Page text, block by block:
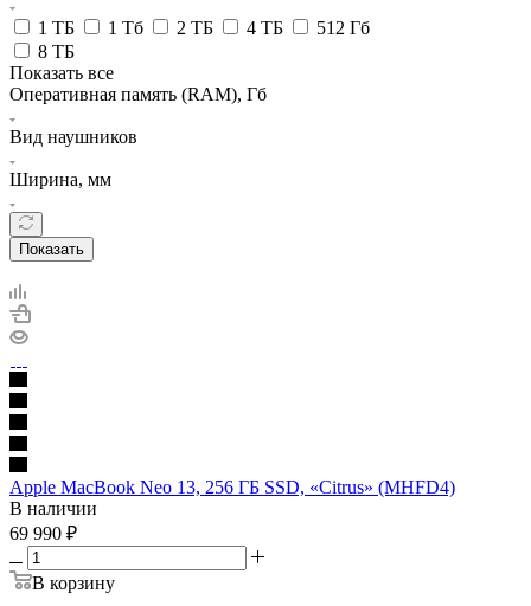
1 ТБ 1 Тб 2 ТБ 4 ТБ
512 Гб
8 ТБ
Показать все
Оперативная память (RAM), Гб
Вид наушников
Ширина, мм
Показать
Apple MacBook Neo 13, 256 ГБ SSD, «Citrus» (MHFD4)
В наличии
69 990 ₽
В корзину